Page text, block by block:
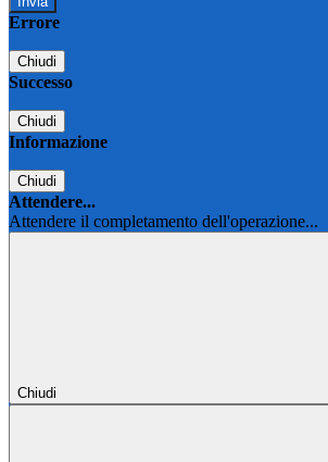
Errore
Chiudi
Successo
Chiudi
Informazione
Chiudi
Attendere...
Attendere il completamento dell'operazione...
Chiudi